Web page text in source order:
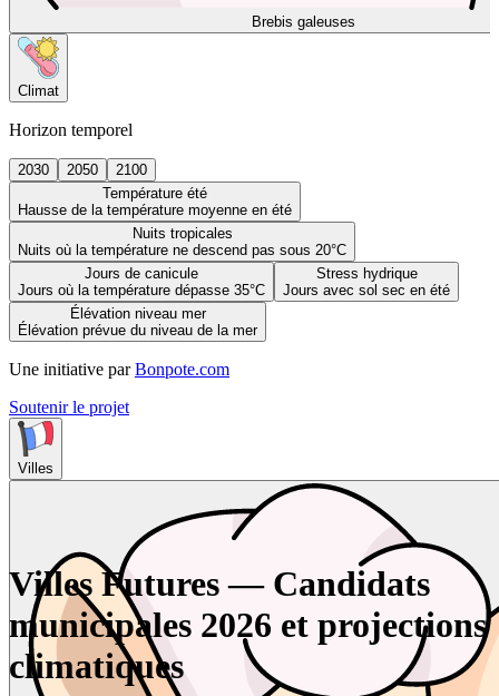
Brebis galeuses
Climat
Horizon temporel
2030 2050
2100
Température été
Hausse de la température moyenne en été
Nuits tropicales
Nuits où la température ne descend pas sous 20°C
Jours de canicule
Jours où la température dépasse 35°C
Stress hydrique
Jours avec sol sec en été
Élévation niveau mer
Élévation prévue du niveau de la mer
Une initiative par Bonpote.com
Soutenir le projet
Villes
Villes Futures — Candidats
municipales 2026 et projections
climatiques